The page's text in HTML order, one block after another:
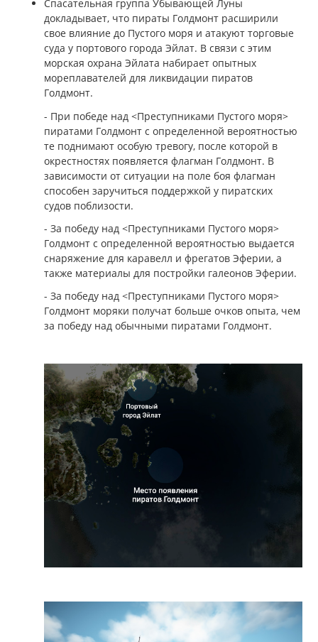
Спасательная группа Убывающей Луны
докладывает, что пираты Голдмонт расширили
свое влияние до Пустого моря и атакуют торговые
суда у портового города Эйлат. В связи с этим
морская охрана Эйлата набирает опытных
мореплавателей для ликвидации пиратов
Голдмонт.
- При победе над <Преступниками Пустого моря>
пиратами Голдмонт с определенной вероятностью
те поднимают особую тревогу, после которой в
окрестностях появляется флагман Голдмонт. В
зависимости от ситуации на поле боя флагман
способен заручиться поддержкой у пиратских
судов поблизости.
- За победу над <Преступниками Пустого моря>
Голдмонт с определенной вероятностью выдается
снаряжение для каравелл и фрегатов Эферии, а
также материалы для постройки галеонов Эферии.
- За победу над <Преступниками Пустого моря>
Голдмонт моряки получат больше очков опыта, чем
за победу над обычными пиратами Голдмонт.